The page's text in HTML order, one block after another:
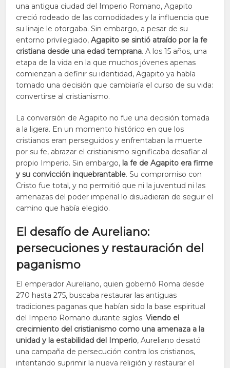
una antigua ciudad del Imperio Romano, Agapito
creció rodeado de las comodidades y la influencia que
su linaje le otorgaba. Sin embargo, a pesar de su
entorno privilegiado,Agapito se sintió atraído por la fe
cristiana desde una edad temprana. A los 15 años, una
etapa de la vida en la que muchos jóvenes apenas
comienzan a definir su identidad, Agapito ya había
tomado una decisión que cambiaría el curso de su vida:
convertirse al cristianismo.
La conversión de Agapito no fue una decisión tomada
a la ligera. En un momento histórico en que los
cristianos eran perseguidos y enfrentaban la muerte
por su fe, abrazar el cristianismo significaba desafiar al
propio Imperio. Sin embargo, la fe de Agapito era firme
y su convicción inquebrantable. Su compromiso con
Cristo fue total, y no permitió que ni la juventud ni las
amenazas del poder imperial lo disuadieran de seguir el
camino que había elegido.
El desafío de Aureliano:
persecuciones y restauración del
paganismo
El emperador Aureliano, quien gobernó Roma desde
270 hasta 275, buscaba restaurar las antiguas
tradiciones paganas que habían sido la base espiritual
del Imperio Romano durante siglos.Viendo el
crecimiento del cristianismo como una amenaza a la
unidad y la estabilidad del Imperio, Aureliano desató
una campaña de persecución contra los cristianos,
intentando suprimir la nueva religión y restaurar el